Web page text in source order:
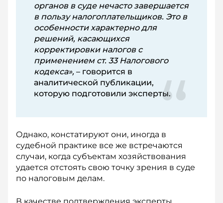
органов в суде нечасто завершается
в пользу налогоплательщиков. Это в
особенности характерно для
решений, касающихся
корректировки налогов с
применением ст. 33 Налогового
кодекса», – говорится в
аналитической публикации,
которую подготовили эксперты.
Однако, констатируют они, иногда в
судебной практике все же встречаются
случаи, когда субъектам хозяйствования
удается отстоять свою точку зрения в суде
по налоговым делам.